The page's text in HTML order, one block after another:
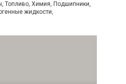
Топливо, Химия, Подшипники,
жидкости,